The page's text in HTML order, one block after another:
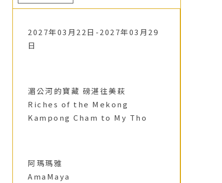
2027年03月22日-2027年03月29
日
湄公河的寶藏 磅湛往美萩
Riches of the Mekong
Kampong Cham to My Tho
阿瑪瑪雅
AmaMaya